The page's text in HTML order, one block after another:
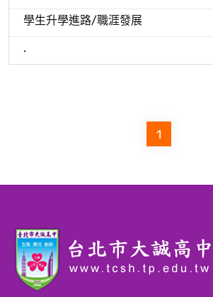
學生升學進路/職涯發展
.
1